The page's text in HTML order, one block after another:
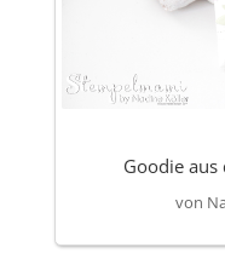
Goodie aus
von